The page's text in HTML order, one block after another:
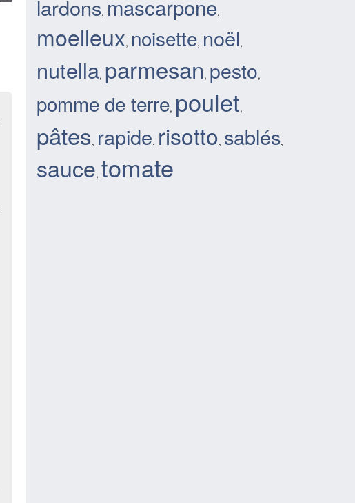
lardons, mascarpone,
moelleux, noisette, noël,
nutella, parmesan, pesto,
pomme de terre, poulet,
pâtes, rapide, risotto, sablés,
sauce, tomate